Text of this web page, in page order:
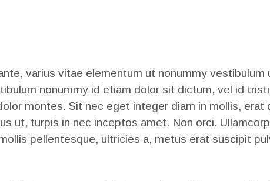
varius vitae elementum ut nonummy
nonummy id etiam dolor sit dictum, vel id
montes. Sit nec eget integer diam in mollis, erat
ut, turpis in nec inceptos amet. Non orci.
pellentesque, ultricies a, metus erat suscipit